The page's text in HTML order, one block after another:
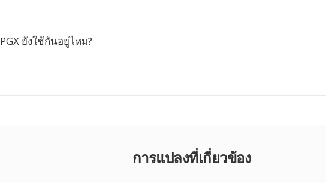
PGX ยังใช้กันอยู่ไหม?
การแปลงที่เกี่ยวข้อง